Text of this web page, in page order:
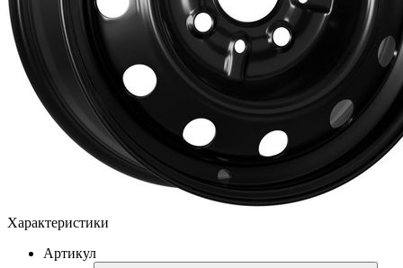
Характеристики
Артикул